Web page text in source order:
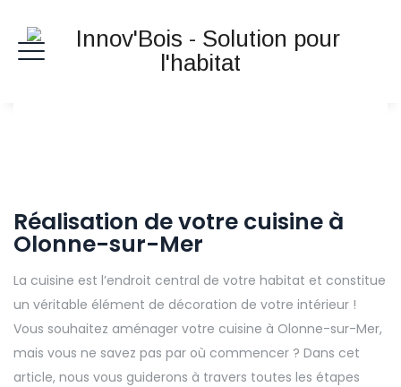
Réalisation de votre cuisine à
Olonne-sur-Mer
La cuisine est l’endroit central de votre habitat et constitue
un véritable élément de décoration de votre intérieur !
Vous souhaitez aménager votre cuisine à Olonne-sur-Mer,
mais vous ne savez pas par où commencer ? Dans cet
article, nous vous guiderons à travers toutes les étapes